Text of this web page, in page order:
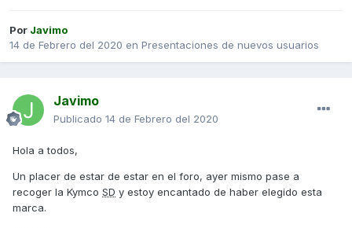
Por Javimo
14 de Febrero del 2020 en Presentaciones de nuevos usuarios
Javimo
Publicado 14 de Febrero del 2020
Hola a todos,
Un placer de estar de estar en el foro, ayer mismo pase a
recoger la Kymco SD y estoy encantado de haber elegido esta
marca.